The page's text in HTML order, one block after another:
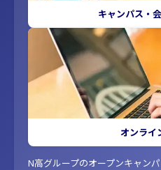
キャンパス・
オンライ
N高グループのオープンキャン